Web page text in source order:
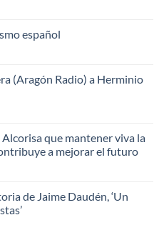
español
(Aragón Radio) a Herminio
que mantener viva la
a mejorar el futuro
de Jaime Daudén, ‘Un